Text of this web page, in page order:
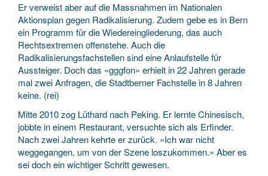
Er verweist aber auf die Massnahmen im Nationalen
Aktionsplan gegen Radikalisierung. Zudem gebe es in Bern
ein Programm für die Wiedereingliederung, das auch
Rechtsextremen offenstehe. Auch die
Radikalisierungsfachstellen sind eine Anlaufstelle für
Aussteiger. Doch das «gggfon» erhielt in 22 Jahren gerade
mal zwei Anfragen, die Stadtberner Fachstelle in 8 Jahren
keine. (rei)
Mitte 2010 zog Lüthard nach Peking. Er lernte Chinesisch,
jobbte in einem Restaurant, versuchte sich als Erfinder.
Nach zwei Jahren kehrte er zurück. «Ich war nicht
weggegangen, um von der Szene loszukommen.» Aber es
sei doch ein wichtiger Schritt gewesen.